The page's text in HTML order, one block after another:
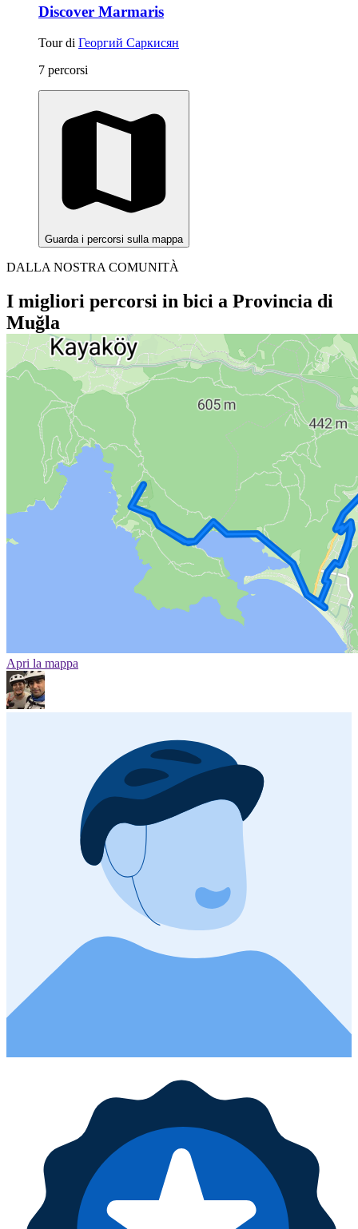
Discover Marmaris
Tour di Георгий Саркисян
7 percorsi
Guarda i percorsi sulla mappa
DALLA NOSTRA COMUNITÀ
I migliori percorsi in bici a Provincia di
Muğla
Apri la mappa